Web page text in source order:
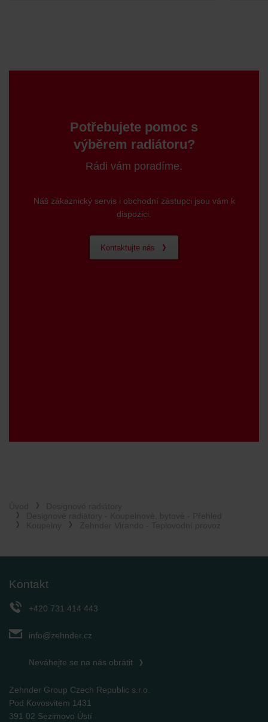
Potřebujete pomoc s
výběrem radiátoru?
Rádi vám poradíme.
Náš zákaznický servis i obchodní zástupci jsou vám k
dispozici.
Kontaktujte nás
Kontakt
+420 731 414 443
info@zehnder.cz
Neváhejte se na nás obrátit
Zehnder Group Czech Republic s.r.o.
Pod Kovosvitem 1431
391 02 Sezimovo Ústí